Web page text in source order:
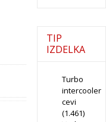
TIP
IZDELKA
Turbo
intercooler
cevi
(1.461)